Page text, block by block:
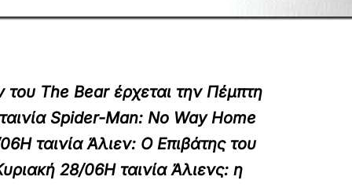
The Bear έρχεται τηνΠέμπτη
Spider-Man: No Way Home
Η ταινία Άλιεν: Ο Επιβάτης του
28/06Η ταινία Άλιενς: η